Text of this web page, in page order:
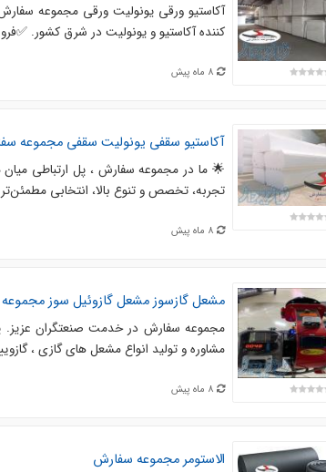
آکاستیو ورقی یونولیت ورقی مجموعه
کننده آکاستیو و یونولیت در شرق کشور.
8 ماه پیش
آکاستیو سقفی یونولیت سقفی مجموعه
🌟 ما در مجموعه سفارش ، پل ارتباطی
تجربه، تخصص و تنوع بالا، انتخابی
8 ماه پیش
مشعل گازسوز مشعل گازوئیل سوز
مجموعه سفارش در خدمت صنعتگران عزیز. پل
مشاوره و تولید انواع مشعل های گازی ، گازوییلی
8 ماه پیش
الاستومر مجموعه سفارش